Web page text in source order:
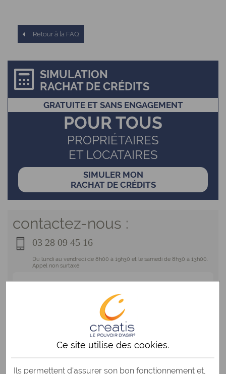
Retour à la FAQ
SIMULATION
RACHAT DE CRÉDITS
GRATUITE ET SANS ENGAGEMENT
POUR TOUS
PROPRIÉTAIRES
ET LOCATAIRES
SIMULER MON
RACHAT DE CRÉDITS
contactez-nous :
03 28 09 45 16
Du lundi au vendredi de 8h00 à 19h30 et le samedi de 8h30 à 13h00.
Appel non surtaxé
ÉCRIVEZ-NOUS !
BESOIN D'AIDE ?
Ce site utilise des cookies
Ils permettent d'assurer son bon fonctionnement et,